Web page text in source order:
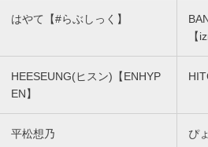
はやて【#らぶしっく】
【
HEESEUNG(ヒスン)【ENHYP
EN】
平松想乃 ぴ